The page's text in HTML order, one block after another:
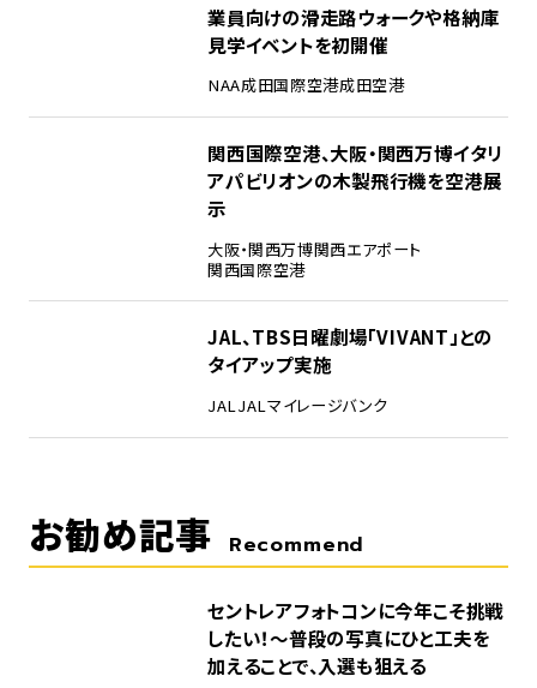
業員向けの滑走路ウォークや格納庫
見学イベントを初開催
NAA成田国際空港成田空港
関西国際空港、大阪・関西万博イタリ
アパビリオンの木製飛行機を空港展
示
大阪・関西万博関西エアポート
関西国際空港
JAL、TBS日曜劇場「VIVANT」との
タイアップ実施
JALJALマイレージバンク
お勧め記事 Recommend
セントレアフォトコンに今年こそ挑戦
したい！～普段の写真にひと工夫を
加えることで、入選も狙える